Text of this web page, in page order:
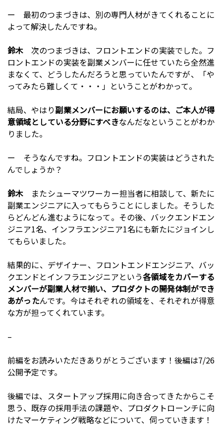
ー 最初のつまづきは、別の専門人材がきてくれることに
よって解決したんですね。
鈴木 次のつまづきは、フロントエンドの実装でした。フ
ロントエンドの実装を副業メンバーに任せていたら全然進
まなくて、どうしたんだろうと思っていたんですが、「や
ってみたら難しくて・・・」ということがわかって。
結局、やはり副業メンバーにお願いするのは、ご本人が得
意領域としている分野にすべきなんだなということがわか
りました。
ー そうなんですね。フロントエンドの実装はどうされた
んでしょうか？
鈴木
またシューマツワーカー担当者に相談して、新たに
副業エンジニアに入ってもらうことにしました。そうした
らどんどん進むようになって。その後、バックエンドエン
ジニア1名、インフラエンジニア1名にも新たにジョインし
てもらいました。
結果的に、デザイナー、フロントエンドエンジニア、バッ
クエンドとインフラエンジニアという各領域をカバーする
メンバーが副業人材で揃い、プロダクトの開発体制ができ
あがったんです。今はそれぞれの領域を、それぞれが得意
な方が担ってくれています。
–
前編をお読みいただきありがとうございます！後編は7/26
公開予定です。
後編では、スタートアップ採用に向き合ってきたからこそ
思う、既存の採用手法の課題や、プロダクトローンチに向
けたマーケティング戦略などについて、伺っていきます！